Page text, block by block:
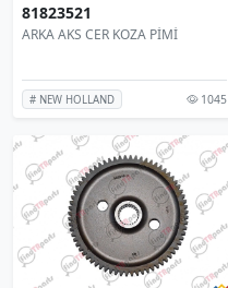
81823521
ARKA AKS CER KOZA PİMİ
# NEW HOLLAND 1045